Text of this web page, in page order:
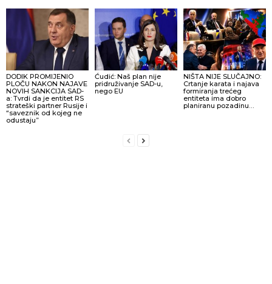
DODIK PROMIJENIO
PLOČU NAKON NAJAVE
NOVIH SANKCIJA SAD-
a: Tvrdi da je entitet RS
strateški partner Rusije i
“saveznik od kojeg ne
odustaju”
Ćudić: Naš plan nije
pridruživanje SAD-u,
nego EU
NIŠTA NIJE SLUČAJNO:
Crtanje karata i najava
formiranja trećeg
entiteta ima dobro
planiranu pozadinu…